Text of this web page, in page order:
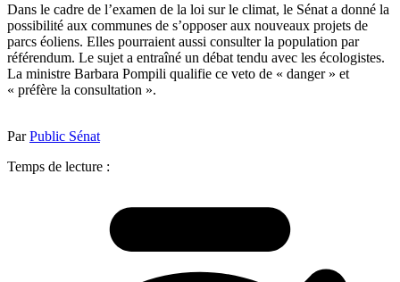
Dans le cadre de l’examen de la loi sur le climat, le Sénat a donné la
possibilité aux communes de s’opposer aux nouveaux projets de
parcs éoliens. Elles pourraient aussi consulter la population par
référendum. Le sujet a entraîné un débat tendu avec les écologistes.
La ministre Barbara Pompili qualifie ce veto de « danger » et
« préfère la consultation ».
ParPublic Sénat
Temps de lecture :